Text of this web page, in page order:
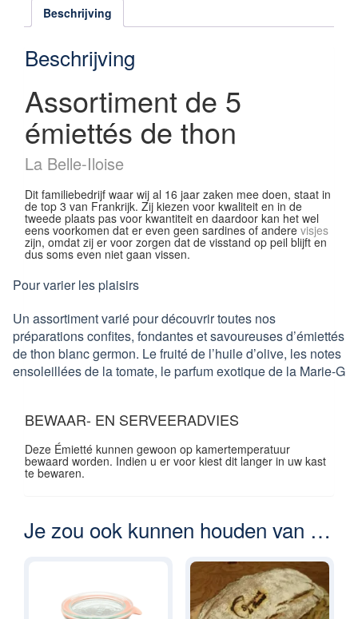
Beschrijving
Beschrijving
Assortiment de 5
émiettés de thon
La Belle-Iloise
Dit familiebedrijf waar wij al 16 jaar zaken mee doen, staat in
de top 3 van Frankrijk. Zij kiezen voor kwaliteit en in de
tweede plaats pas voor kwantiteit en daardoor kan het wel
eens voorkomen dat er even geen sardines of andere visjes
zijn, omdat zij er voor zorgen dat de visstand op peil blijft en
dus soms even niet gaan vissen.
Pour varier les plaisirs
Un assortiment varié pour découvrir toutes nos
préparations confites, fondantes et savoureuses d’émiettés
de thon blanc germon. Le fruité de l’huile d’olive, les notes
ensoleillées de la tomate, le parfum exotique de la Marie-G
BEWAAR- EN SERVEERADVIES
Deze Émietté kunnen gewoon op kamertemperatuur
bewaard worden. Indien u er voor kiest dit langer in uw kast
te bewaren.
Je zou ook kunnen houden van …